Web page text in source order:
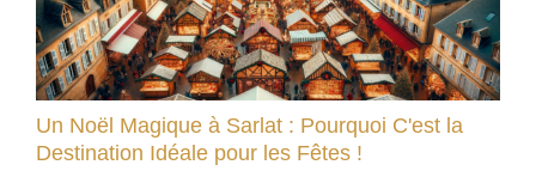
Un Noël Magique à Sarlat : Pourquoi C'est la
Destination Idéale pour les Fêtes !